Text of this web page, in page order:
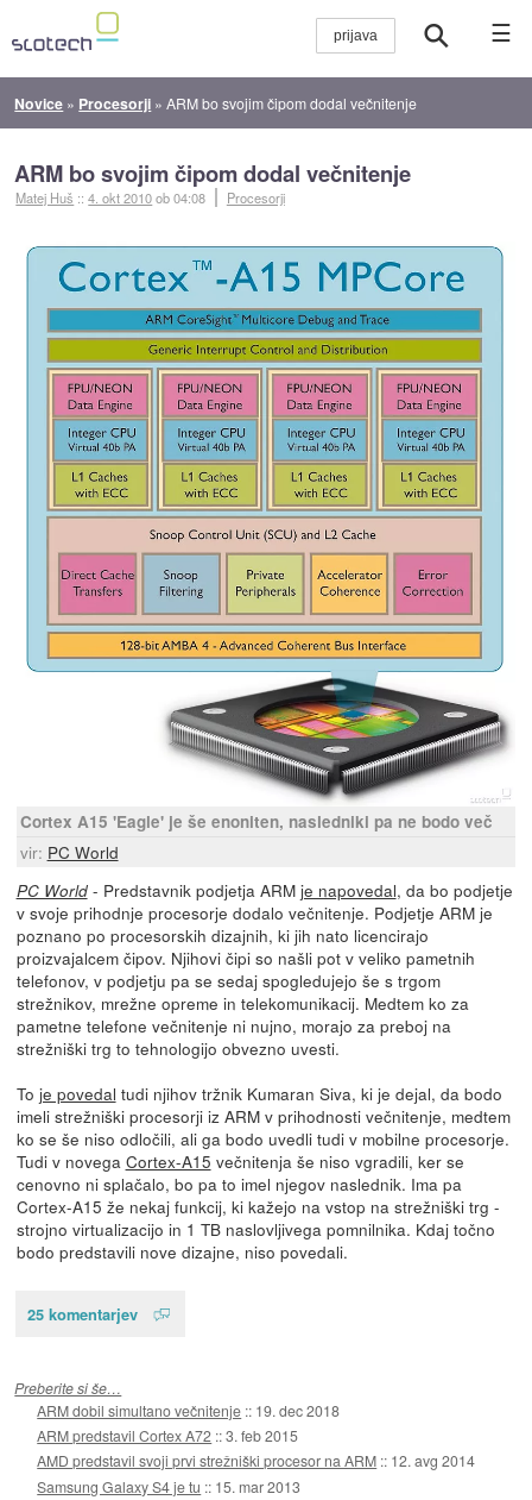
☰
Novice » Procesorji »ARM bo svojim čipom dodal večnitenje
ARM bo svojim čipom dodal večnitenje
Matej Huš ::4. okt 2010ob 04:08 Procesorji
Cortex A15 'Eagle' je še enoniten, nasledniki pa ne bodo več
vir: PC World
PC World- Predstavnik podjetja ARM je napovedal, da bo podjetje
v svoje prihodnje procesorje dodalo večnitenje. Podjetje ARM je
poznano po procesorskih dizajnih, ki jih nato licencirajo
proizvajalcem čipov. Njihovi čipi so našli pot v veliko pametnih
telefonov, v podjetju pa se sedaj spogledujejo še s trgom
strežnikov, mrežne opreme in telekomunikacij. Medtem ko za
pametne telefone večnitenje ni nujno, morajo za preboj na
strežniški trg to tehnologijo obvezno uvesti.
To je povedal tudi njihov tržnik Kumaran Siva, ki je dejal, da bodo
imeli strežniški procesorji iz ARM v prihodnosti večnitenje, medtem
ko se še niso odločili, ali ga bodo uvedli tudi v mobilne procesorje.
Tudi v novega Cortex-A15 večnitenja še niso vgradili, ker se
cenovno ni splačalo, bo pa to imel njegov naslednik. Ima pa
Cortex-A15 že nekaj funkcij, ki kažejo na vstop na strežniški trg -
strojno virtualizacijo in 1 TB naslovljivega pomnilnika. Kdaj točno
bodo predstavili nove dizajne, niso povedali.
25 komentarjev
Preberite si še…
ARM dobil simultano večnitenje :: 19. dec 2018
ARM predstavil Cortex A72 ::3. feb 2015
AMD predstavil svoji prvi strežniški procesor na ARM :: 12. avg 2014
Samsung Galaxy S4 je tu :: 15. mar 2013